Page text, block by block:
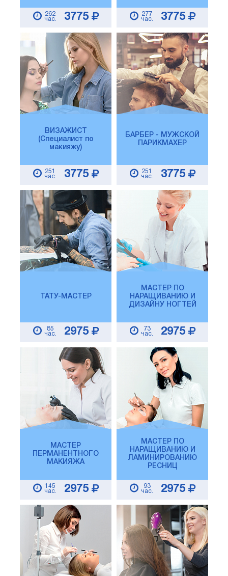
262
час.
3775
277
час.
3775
ВИЗАЖИСТ
(Специалист по
макияжу)
251
час.
3775
БАРБЕР - МУЖСКОЙ
ПАРИКМАХЕР
251
час.
3775
ТАТУ-МАСТЕР
85
час.
2975
МАСТЕР ПО
НАРАЩИВАНИЮ И
ДИЗАЙНУ НОГТЕЙ
73
час.
2975
МАСТЕР
ПЕРМАНЕНТНОГО
МАКИЯЖА
145
час.
2975
МАСТЕР ПО
НАРАЩИВАНИЮ И
ЛАМИНИРОВАНИЮ
РЕСНИЦ
93
час.
2975